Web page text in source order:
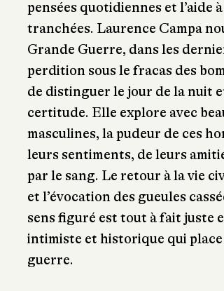
pensées quotidiennes et l’aide
tranchées. Laurence Campa
Grande Guerre, dans les
perdition sous le fracas des
de distinguer le jour de la nuit
certitude. Elle explore avec
masculines, la pudeur de ces
leurs sentiments, de leurs
par le sang. Le retour à la vie
et l’évocation des gueules
sens figuré est tout à fait juste
intimiste et historique qui
guerre.